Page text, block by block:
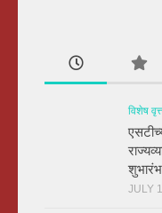
विशेष
शुभारंभ
JULY